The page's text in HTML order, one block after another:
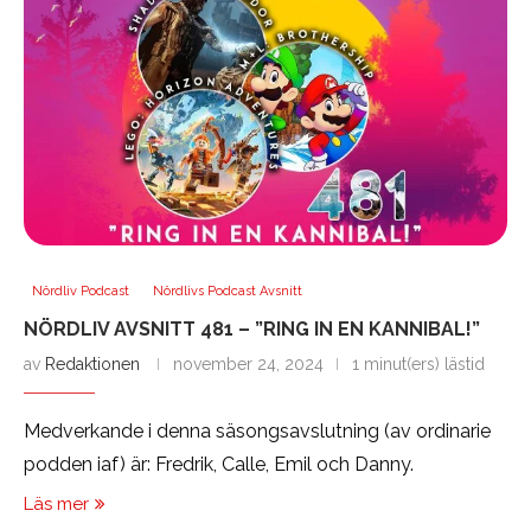
Nördliv Podcast Nördlivs Podcast Avsnitt
NÖRDLIV AVSNITT 481 – ”RING IN EN KANNIBAL!”
av Redaktionen november 24, 2024 1 minut(ers) lästid
Medverkande i denna säsongsavslutning (av ordinarie
podden iaf) är: Fredrik, Calle, Emil och Danny.
Läs mer